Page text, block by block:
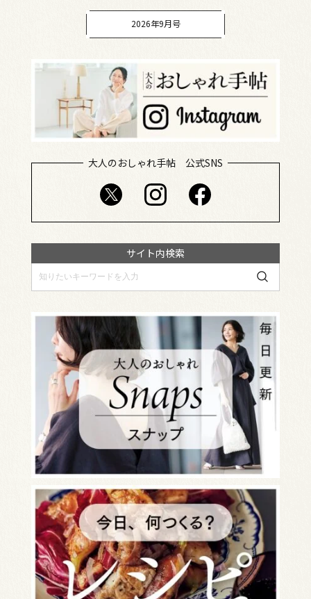
2026年9月号
大人のおしゃれ手帖 公式SNS
サイト内検索